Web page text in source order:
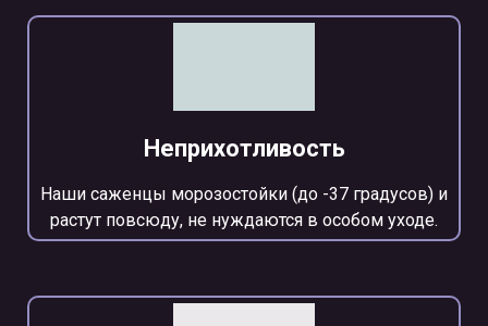
Неприхотливость
Наши саженцы морозостойки (до -37 градусов) и
растут повсюду, не нуждаются в особом уходе.